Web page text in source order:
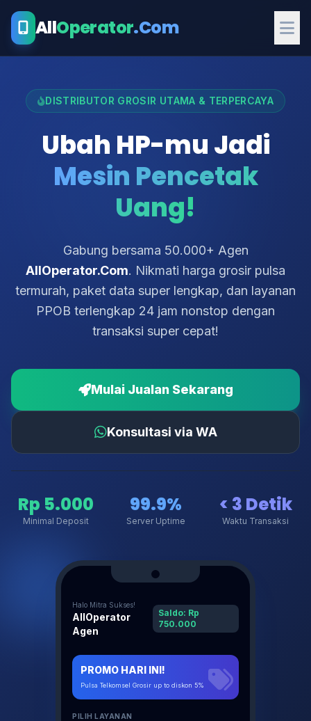
AllOperator.Com
DISTRIBUTOR GROSIR UTAMA & TERPERCAYA
Ubah HP-mu Jadi
Mesin Pencetak
Uang!
Gabung bersama 50.000+ Agen
AllOperator.Com. Nikmati harga grosir pulsa
termurah, paket data super lengkap, dan layanan
PPOB terlengkap 24 jam nonstop dengan
transaksi super cepat!
Mulai Jualan Sekarang
Konsultasi via WA
Rp 5.000
Minimal Deposit
99.9%
Server Uptime
< 3 Detik
Waktu Transaksi
Halo Mitra Sukses!
AllOperator
Agen
Saldo: Rp
750.000
PROMO HARI INI!
Pulsa Telkomsel Grosir up to diskon 5%
PILIH LAYANAN